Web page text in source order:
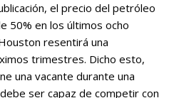
el precio del petróleo
50% en los últimos ocho
resentirá una
trimestres. Dicho esto,
una vacante durante una
ser capaz de competir con